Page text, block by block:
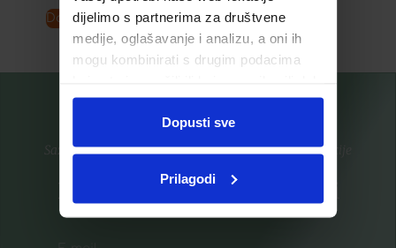
dijelimo s partnerima za društvene
medije, oglašavanje i analizu, a oni ih
mogu kombinirati s drugim podacima
ste upotrebljavali njihove usluge.
Dopusti sve
Prilagodi
Dodaj u košaricu Pročitaj više
Saznajte prvi za nove proizvode i ekskluzivne promocije
Prijavite se na listu za novosti